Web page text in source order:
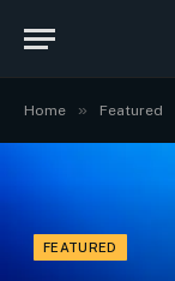
Home » Featured
FEATURED